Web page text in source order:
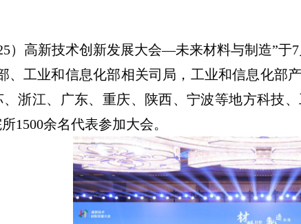
）高新技术创新发展大会—未来材料与制造”于
、工业和信息化部相关司局，工业和信息化部
浙江、广东、重庆、陕西、宁波等地方科技
1500余名代表参加大会。